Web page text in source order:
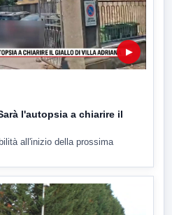
▶
l'autopsia a chiarire il
all'inizio della prossima